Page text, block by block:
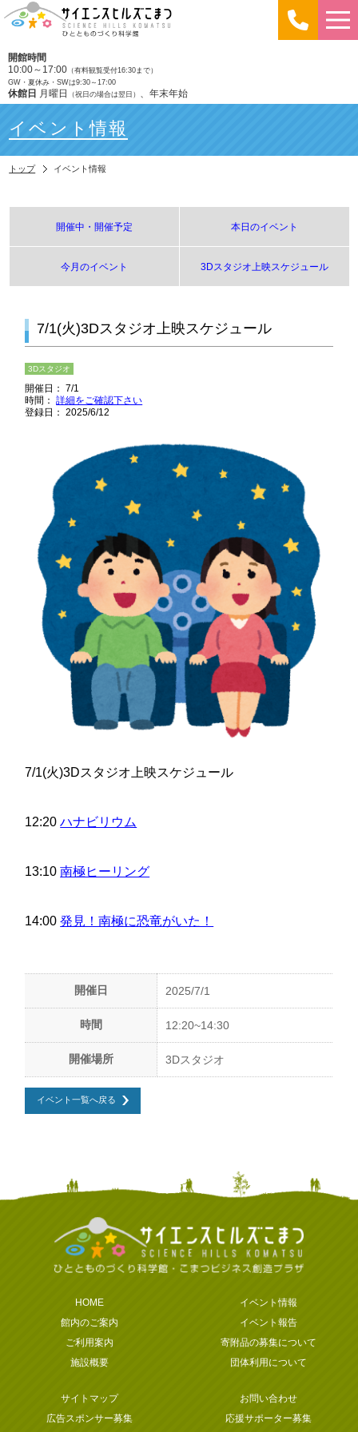
開館時間
10:00～17:00 （有料観覧受付16:30まで）
GW・夏休み・SWは9:30～17:00
休館日 月曜日 （祝日の場合は翌日） 、年末年始
イベント情報
トップ イベント情報
開催中・開催予定 本日のイベント
今月のイベント 3Dスタジオ上映スケジュール
7/1(火)3Dスタジオ上映スケジュール
3Dスタジオ
開催日： 7/1
時間：詳細をご確認下さい
登録日： 2025/6/12
7/1(火)3Dスタジオ上映スケジュール
12:20ハナビリウム
13:10南極ヒーリング
14:00発見！南極に恐竜がいた！
開催日 2025/7/1
時間 12:20~14:30
開催場所 3Dスタジオ
イベント一覧へ戻る
HOME
イベント情報
館内のご案内
イベント報告
ご利用案内
寄附品の募集について
施設概要
団体利用について
サイトマップ
お問い合わせ
広告スポンサー募集
応援サポーター募集